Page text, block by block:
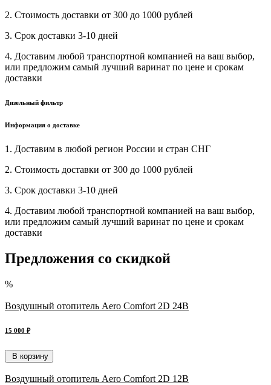
2. Стоимость доставки от 300 до 1000 рублей
3. Срок доставки 3-10 дней
4. Доставим любой транспортной компанией на ваш выбор,
или предложим самый лучший варинат по цене и срокам
доставки
Дизельный фильтр
Информация о доставке
1. Доставим в любой регион России и стран СНГ
2. Стоимость доставки от 300 до 1000 рублей
3. Срок доставки 3-10 дней
4. Доставим любой транспортной компанией на ваш выбор,
или предложим самый лучший варинат по цене и срокам
доставки
Предложения со скидкой
%
Воздушный отопитель Aero Comfort 2D 24В
15 000 ₽
В корзину
Воздушный отопитель Aero Comfort 2D 12В